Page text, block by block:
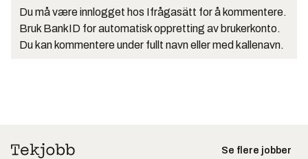
Du må være innlogget hos Ifrågasätt for å kommentere.
Bruk BankID for automatisk oppretting av brukerkonto.
Du kan kommentere under fullt navn eller med kallenavn.
Se flere jobber